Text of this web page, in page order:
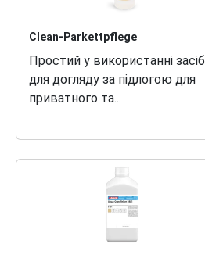
Clean-Parkettpflege
Простий у використанні засіб
для догляду за підлогою для
приватного та...